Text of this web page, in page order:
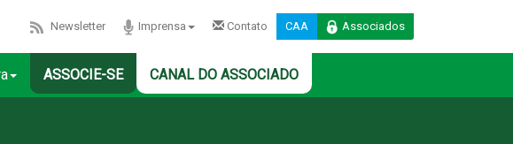
Newsletter Imprensa Contato CAA Associados
ASSOCIE-SE CANAL DO ASSOCIADO